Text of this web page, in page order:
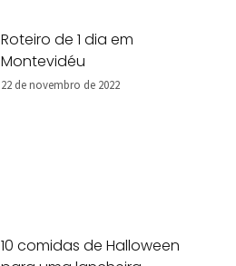
Roteiro de 1 dia em
Montevidéu
22 de novembro de 2022
10 comidas de Halloween